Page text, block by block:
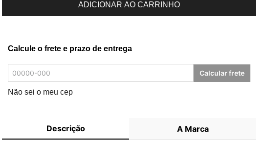
ADICIONAR AO CARRINHO
Calcule o frete e prazo de entrega
Calcular frete
Não sei o meu cep
Descrição A Marca